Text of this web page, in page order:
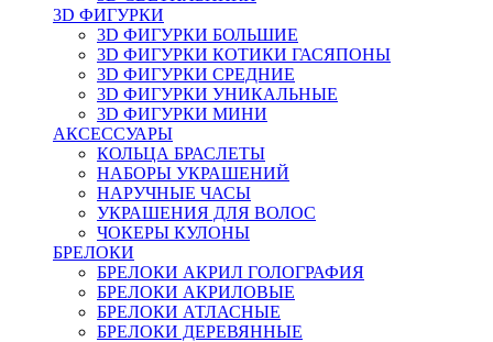
3D ФИГУРКИ
3D ФИГУРКИ БОЛЬШИЕ
3D ФИГУРКИ КОТИКИ ГАСЯПОНЫ
3D ФИГУРКИ СРЕДНИЕ
3D ФИГУРКИ УНИКАЛЬНЫЕ
3D ФИГУРКИ МИНИ
АКСЕССУАРЫ
КОЛЬЦА БРАСЛЕТЫ
НАБОРЫ УКРАШЕНИЙ
НАРУЧНЫЕ ЧАСЫ
УКРАШЕНИЯ ДЛЯ ВОЛОС
ЧОКЕРЫ КУЛОНЫ
БРЕЛОКИ
БРЕЛОКИ АКРИЛ ГОЛОГРАФИЯ
БРЕЛОКИ АКРИЛОВЫЕ
БРЕЛОКИ АТЛАСНЫЕ
БРЕЛОКИ ДЕРЕВЯННЫЕ